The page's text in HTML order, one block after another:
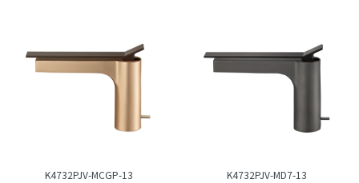
K4732PJV-MCGP-13 K4732PJV-MD7-13